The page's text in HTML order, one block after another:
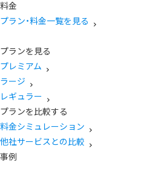
料金
プラン・料金一覧を見る
プランを見る
プレミアム
ラージ
レギュラー
プランを比較する
料金シミュレーション
他社サービスとの比較
事例